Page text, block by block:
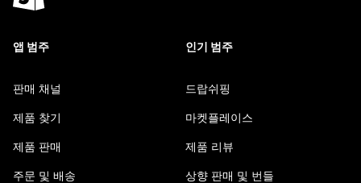
앱 범주
판매 채널
제품 찾기
제품 판매
주문 및 배송
인기 범주
드랍쉬핑
마켓플레이스
제품 리뷰
상향 판매 및 번들